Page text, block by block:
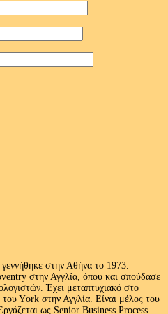
στην Αθήνα το 1973.
στην Αγγλία, όπου και σπούδασε
Έχει μεταπτυχιακό στο
Υork στην Αγγλία. Είναι μέλος του
ως Senior Business Process